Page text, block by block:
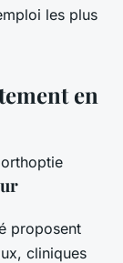
les plus
en
proposent
cliniques